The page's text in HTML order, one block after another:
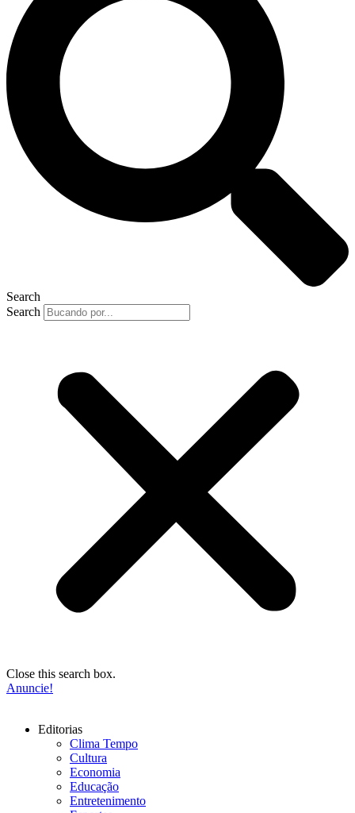
Search
Search
Close this search box.
Anuncie!
Editorias
Clima Tempo
Cultura
Economia
Educação
Entretenimento